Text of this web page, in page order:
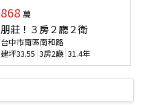
868 萬
朋莊！３房２廳２衛
台中市南區南和路
建坪33.55 3房2廳 31.4年